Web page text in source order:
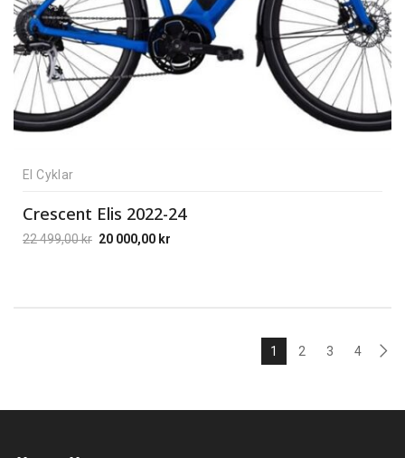
El Cyklar
Crescent Elis 2022-24
22 499,00kr 20 000,00 kr
1 2 3 4